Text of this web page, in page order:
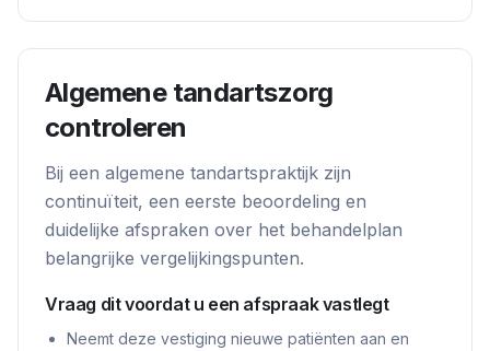
Algemene tandartszorg
controleren
Bij een algemene tandartspraktijk zijn
continuïteit, een eerste beoordeling en
duidelijke afspraken over het behandelplan
belangrijke vergelijkingspunten.
Vraag dit voordat u een afspraak vastlegt
Neemt deze vestiging nieuwe patiënten aan en